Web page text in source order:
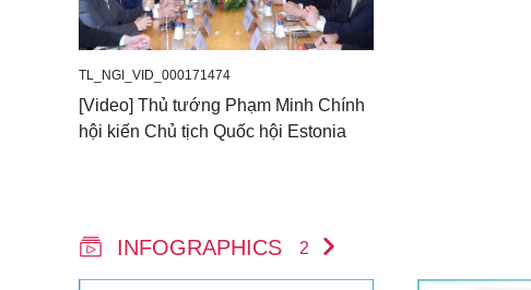
TL_NGI_VID_000171474
[Video] Thủ tướng Phạm Minh Chính
hội kiến Chủ tịch Quốc hội Estonia
INFOGRAPHICS 2